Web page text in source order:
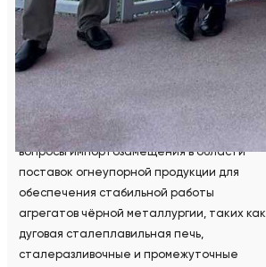
«Магнезит», смотровые площадки
Карагайского карьера и «Русский
Магнезит», а также комплексы по
производству изделий «Прогресс» и
«Импульс». Затем состоялось совещание
по вопросам сотрудничества двух
компаний. В частности, обсуждались
вопросы импортозамещения в области
поставок огнеупорной продукции для
обеспечения стабильной работы
агрегатов чёрной металлургии, таких как
дуговая сталеплавильная печь,
сталеразливочные и промежуточные